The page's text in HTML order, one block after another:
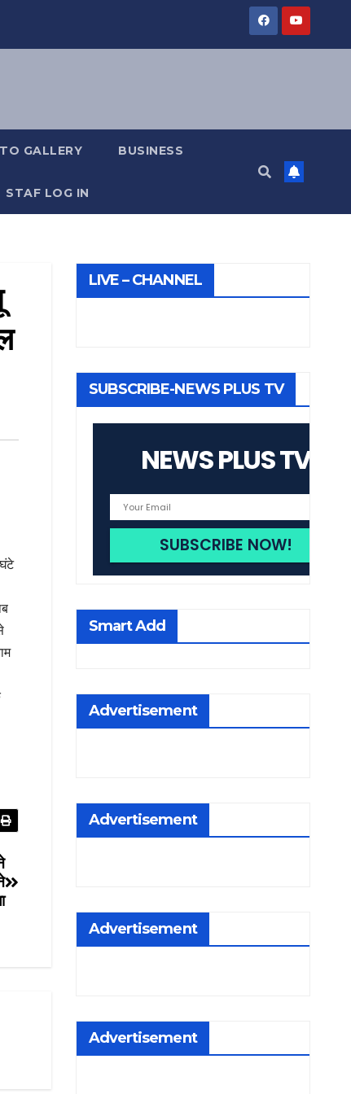
GALLERY BUSINESS
STAF LOG IN
LIVE – CHANNEL
SUBSCRIBE-NEWS PLUS TV
NEWS PLUS TV
Smart Add
Advertisement
Advertisement
Advertisement
Advertisement